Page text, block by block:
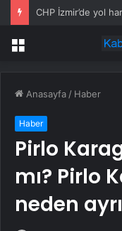
CHP İzmir’de yol
Menü
Anasayfa / Haber
Haber
Pirlo
mı? Pirlo
neden